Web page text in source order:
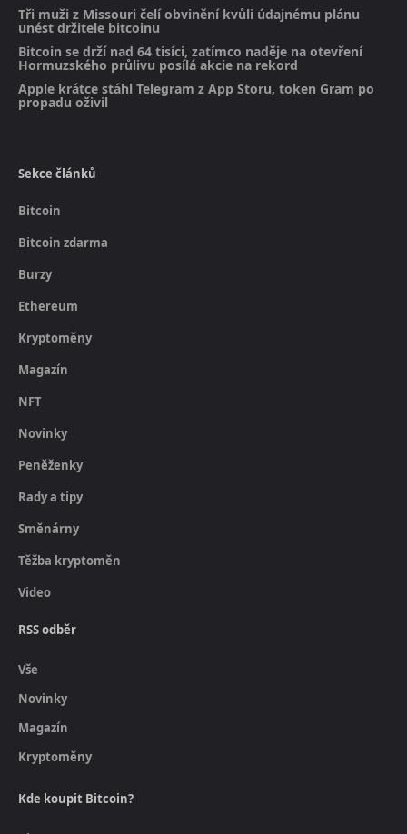
Tři muži z Missouri čelí obvinění kvůli údajnému plánu
unést držitele bitcoinu
Bitcoin se drží nad 64 tisíci, zatímco naděje na otevření
Hormuzského průlivu posílá akcie na rekord
Apple krátce stáhl Telegram z App Storu, token Gram po
propadu oživil
Sekce článků
Bitcoin
Bitcoin zdarma
Burzy
Ethereum
Kryptoměny
Magazín
NFT
Novinky
Peněženky
Rady a tipy
Směnárny
Těžba kryptoměn
Video
RSS odběr
Vše
Novinky
Magazín
Kryptoměny
Kde koupit Bitcoin?